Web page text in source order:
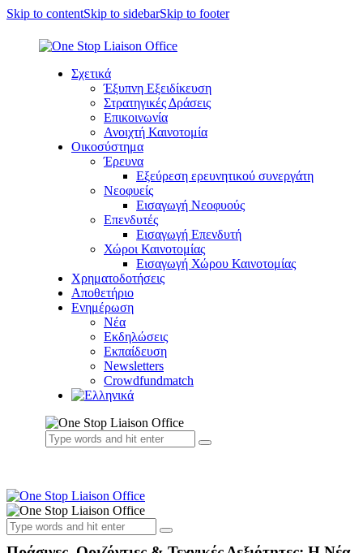
Skip to contentSkip to sidebarSkip to footer
Σχετικά
Έξυπνη Εξειδίκευση
Στρατηγικές Δράσεις
Επικοινωνία
Ανοιχτή Καινοτομία
Οικοσύστημα
Έρευνα
Εξεύρεση ερευνητικού συνεργάτη
Νεοφυείς
Εισαγωγή Νεοφυούς
Επενδυτές
Εισαγωγή Επενδυτή
Χώροι Καινοτομίας
Εισαγωγή Χώρου Καινοτομίας
Χρηματοδοτήσεις
Αποθετήριο
Ενημέρωση
Νέα
Εκδηλώσεις
Εκπαίδευση
Newsletters
Crowdfundmatch